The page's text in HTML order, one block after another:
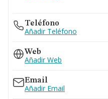
Teléfono
Añadir Teléfono
Web
Añadir Web
Email
Añadir Email